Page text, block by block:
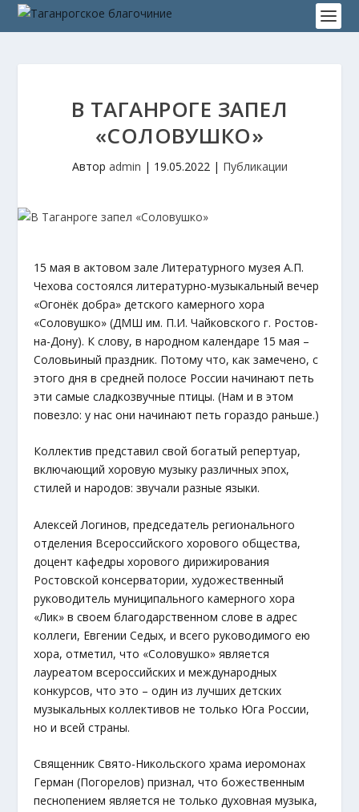
В ТАГАНРОГЕ ЗАПЕЛ
«СОЛОВУШКО»
Автор admin | 19.05.2022| Публикации
15 мая в актовом зале Литературного музея А.П.
Чехова состоялся литературно-музыкальный вечер
«Огонёк добра» детского камерного хора
«Соловушко» (ДМШ им. П.И. Чайковского г. Ростов-
на-Дону). К слову, в народном календаре 15 мая –
Соловьиный праздник. Потому что, как замечено, с
этого дня в средней полосе России начинают петь
эти самые сладкозвучные птицы. (Нам и в этом
повезло: у нас они начинают петь гораздо раньше.)
Коллектив представил свой богатый репертуар,
включающий хоровую музыку различных эпох,
стилей и народов: звучали разные языки.
Алексей Логинов, председатель регионального
отделения Всероссийского хорового общества,
доцент кафедры хорового дирижирования
Ростовской консерватории, художественный
руководитель муниципального камерного хора
«Лик» в своем благодарственном слове в адрес
коллеги, Евгении Седых, и всего руководимого ею
хора, отметил, что «Соловушко» является
лауреатом всероссийских и международных
конкурсов, что это – один из лучших детских
музыкальных коллективов не только Юга России,
но и всей страны.
Священник Свято-Никольского храма иеромонах
Герман (Погорелов) признал, что божественным
песнопением является не только духовная музыка,